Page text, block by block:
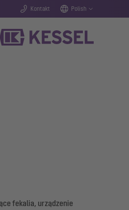
Kontakt Polish
fekalia, urządzenie